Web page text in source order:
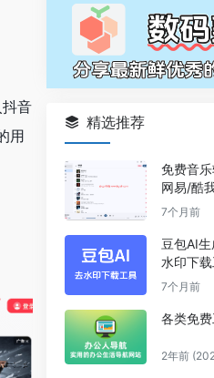
音
用
精选推荐
免费音
网易/酷
ndows平
7个月前
豆包AI
水印下
7个月前
各类免
2年前